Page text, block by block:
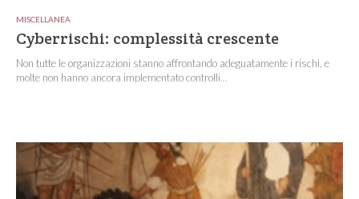
MISCELLANEA
Cyberrischi: complessità crescente
Non tutte le organizzazioni stanno affrontando adeguatamente i rischi, e
molte non hanno ancora implementato controlli...